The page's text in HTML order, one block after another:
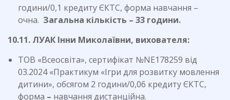
години/0,1 кредиту ЄКТС, форма навчання –
очна. Загальна кількість – 33 години.
10.11. ЛУАК Інни Миколаївни, вихователя:
ТОВ «Всеосвіта», сертифікат №NE178259 від
03.2024 «Практикум «Ігри для розвитку мовлення
дитини», обсягом 2 години/0,06 кредиту ЄКТС,
форма – навчання дистанційна.